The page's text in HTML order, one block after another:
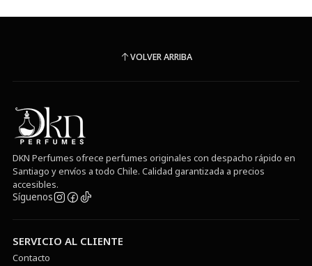
VOLVER ARRIBA
DKN Perfumes ofrece perfumes originales con despacho rápido en
Santiago y envíos a todo Chile. Calidad garantizada a precios
accesibles.
Síguenos
SERVICIO AL CLIENTE
Contacto